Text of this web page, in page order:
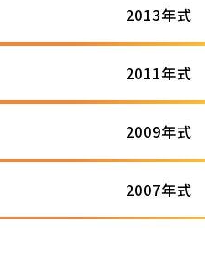
2013年式
2011年式
2009年式
2007年式